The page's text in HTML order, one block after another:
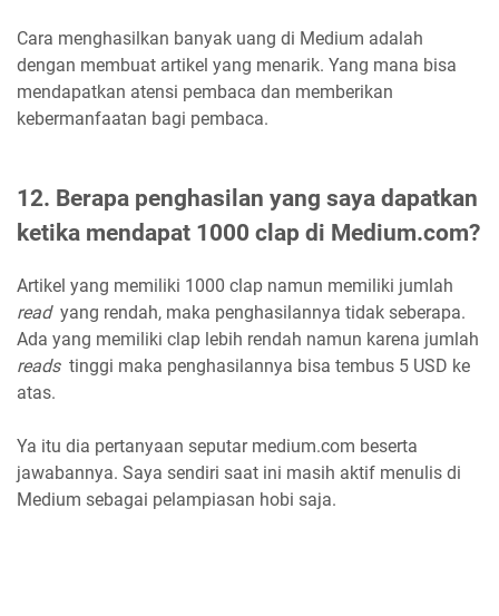
Cara menghasilkan banyak uang di Medium adalah
dengan membuat artikel yang menarik. Yang mana bisa
mendapatkan atensi pembaca dan memberikan
kebermanfaatan bagi pembaca.
12. Berapa penghasilan yang saya dapatkan
ketika mendapat 1000 clap di Medium.com?
Artikel yang memiliki 1000 clap namun memiliki jumlah
read yang rendah, maka penghasilannya tidak seberapa.
Ada yang memiliki clap lebih rendah namun karena jumlah
reads tinggi maka penghasilannya bisa tembus 5 USD ke
atas.
Ya itu dia pertanyaan seputar medium.com beserta
jawabannya. Saya sendiri saat ini masih aktif menulis di
Medium sebagai pelampiasan hobi saja.